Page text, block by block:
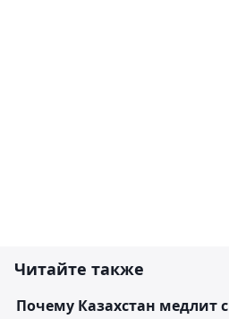
Читайте также
Почему Казахстан медлит с